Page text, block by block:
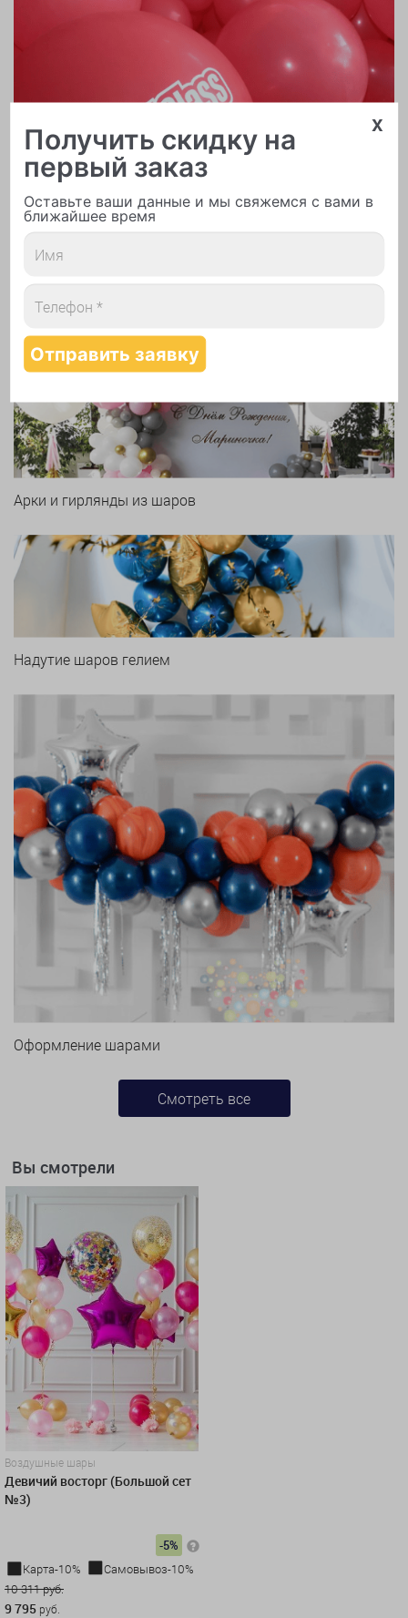
Печать логотипа
Арки и гирлянды из шаров
Надутие шаров гелием
Оформление шарами
Смотреть все
Вы смотрели
Воздушные шары
Девичий восторг (Большой сет
№3)
-5%
Карта-10%
Самовывоз-10%
10 311 руб.
9 795 руб.
x
Получить скидку на
первый заказ
Оставьте ваши данные и мы свяжемся с вами в
ближайшее время